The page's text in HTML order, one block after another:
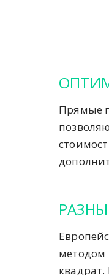
Прямые
методом